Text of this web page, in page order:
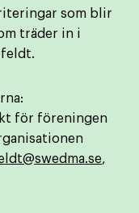
som blir
träder in i
för föreningen
,